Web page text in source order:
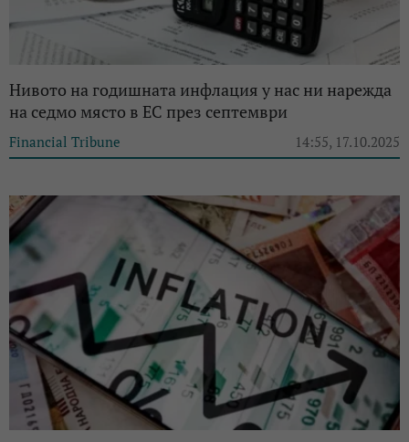
Нивото на годишната инфлация у нас ни нарежда
на седмо място в ЕС през септември
Financial Tribune 14:55, 17.10.2025